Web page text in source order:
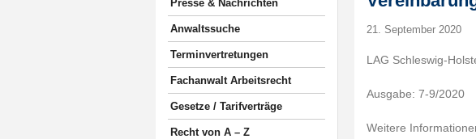
Presse & Nachrichten
Anwaltssuche
Terminvertretungen
Fachanwalt Arbeitsrecht
Gesetze / Tarifverträge
Recht von A – Z
21. September 2020
LAG Schleswig-
Ausgabe: 7-9/2020
Weitere